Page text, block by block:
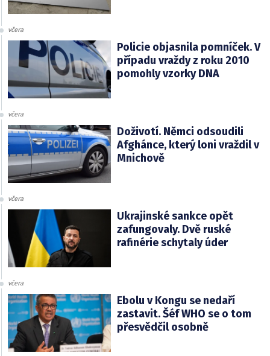
včera
Policie objasnila pomníček. V
případu vraždy z roku 2010
pomohly vzorky DNA
včera
Doživotí. Němci odsoudili
Afghánce, který loni vraždil v
Mnichově
včera
Ukrajinské sankce opět
zafungovaly. Dvě ruské
rafinérie schytaly úder
včera
Ebolu v Kongu se nedaří
zastavit. Šéf WHO se o tom
přesvědčil osobně